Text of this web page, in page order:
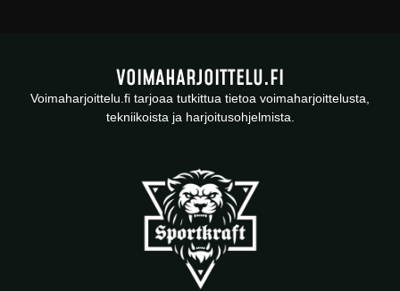
VOIMAHARJOITTELU.FI
Voimaharjoittelu.fi tarjoaa tutkittua tietoa voimaharjoittelusta,
tekniikoista ja harjoitusohjelmista.